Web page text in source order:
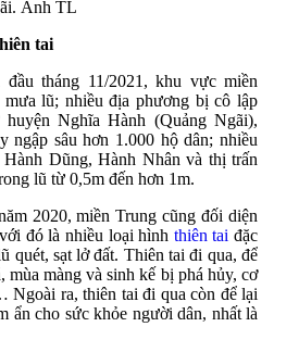
Ảnh TL
tai
tháng 11/2021, khu vực miền
lũ; nhiều địa phương bị cô lập
Nghĩa Hành (Quảng Ngãi),
ngập sâu hơn 1.000 hộ dân; nhiều
Dũng, Hành Nhân và thị trấn
lũ từ 0,5m đến hơn 1m.
2020, miền Trung cũng đối diện
đó là nhiều loại hình thiên tai đặc
quét, sạt lở đất. Thiên tai đi qua, để
mùa màng và sinh kế bị phá hủy, cơ
Ngoài ra, thiên tai đi qua còn để lại
ẩn cho sức khỏe người dân, nhất là